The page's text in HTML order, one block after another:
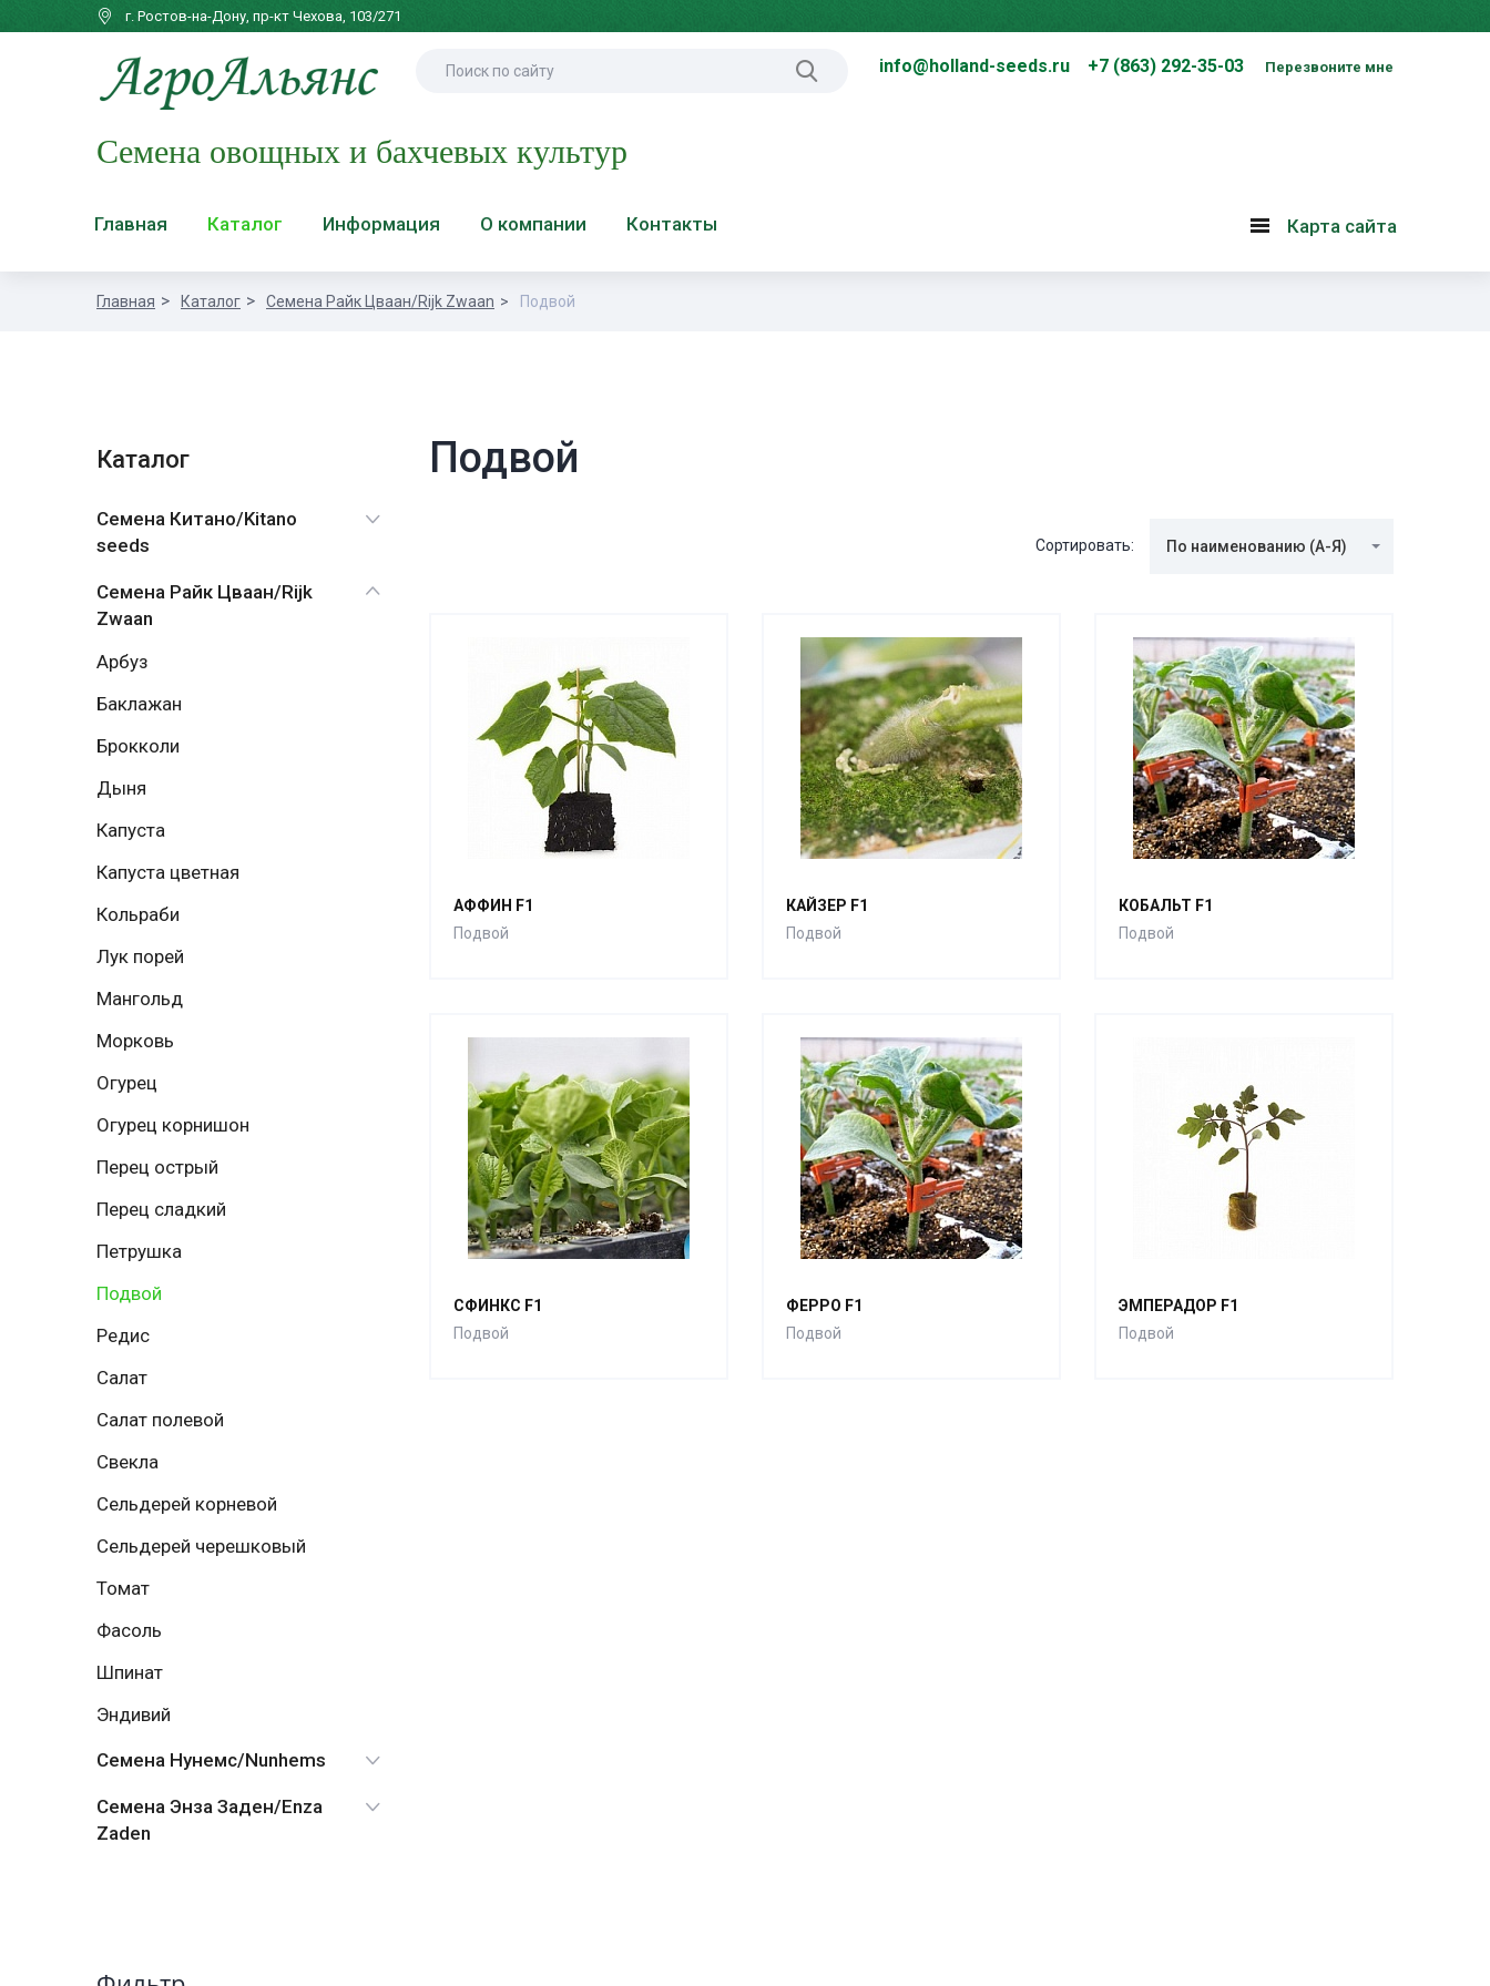
г. Ростов-на-Дону, пр-кт Чехова, 103/271
info@holland-seeds.ru +7 (863) 292-35-03 Перезвоните мне
Семена овощных и бахчевых культур
Главная Каталог Информация О компании Контакты
КартаКарта сайта
Главная Каталог Семена Райк Цваан/Rijk Zwaan Подвой
Каталог
Семена Китано/Kitano
seeds
Семена Райк Цваан/Rijk
Zwaan
Арбуз
Баклажан
Брокколи
Дыня
Капуста
Капуста цветная
Кольраби
Лук порей
Мангольд
Морковь
Огурец
Огурец корнишон
Перец острый
Перец сладкий
Петрушка
Подвой
Редис
Салат
Салат полевой
Свекла
Сельдерей корневой
Сельдерей черешковый
Томат
Фасоль
Шпинат
Эндивий
Семена Нунемс/Nunhems
Семена Энза Заден/Enza
Zaden
Подвой
Сортировать: По наименованию (А-Я)
АФФИН F1
Подвой
КАЙЗЕР F1
Подвой
КОБАЛЬТ F1
Подвой
СФИНКС F1
Подвой
ФЕРРО F1
Подвой
ЭМПЕРАДОР F1
Подвой